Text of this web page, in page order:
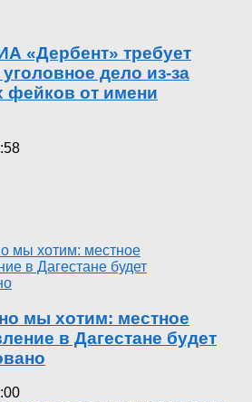
«Дербент» требует
дело из-за
фейков от имени
мы хотим: местное
в Дагестане будет